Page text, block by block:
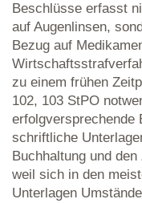
Beschlüsse erfasst
auf Augenlinsen,
Bezug auf
zu einem frühen
102, 103 StPO
erfolgversprechende
schriftliche
Buchhaltung und
weil sich in den
Unterlagen